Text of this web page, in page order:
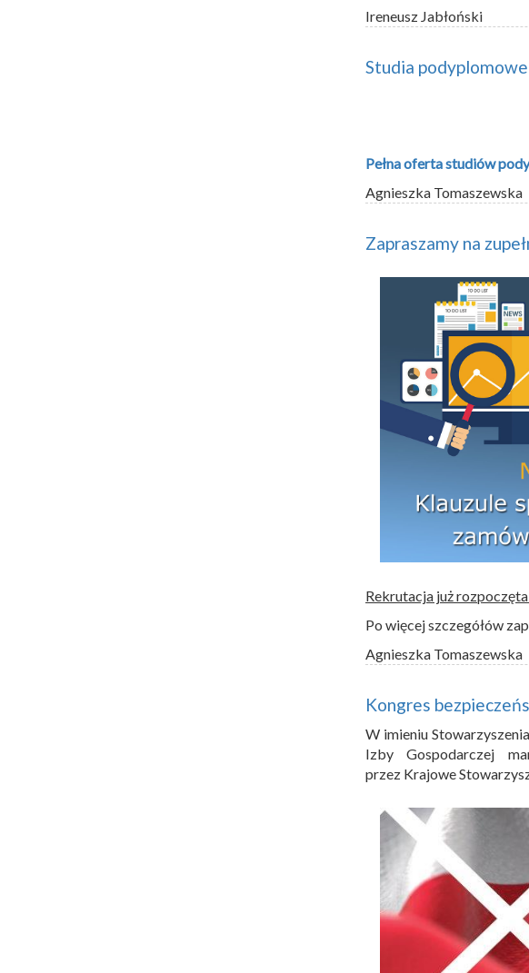
Ireneusz Jabłoński
Studia
Pełna oferta studiów
Agnieszka Tomaszewska
Zapraszamy na
Rekrutacja już
Po więcej szczegółów
Agnieszka Tomaszewska
Kongres
W imieniu
Izby Gospodarczej
przez Krajowe